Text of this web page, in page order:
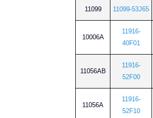
11099 11099-53J65
10006A
11916-
40F01
11056AB
11916-
52F00
11056A
11916-
52F10